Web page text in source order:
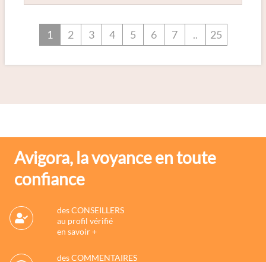
1 2 3 4 5 6 7 .. 25
Avigora, la voyance en toute
confiance
des CONSEILLERS
au profil vérifié
en savoir +
des COMMENTAIRES